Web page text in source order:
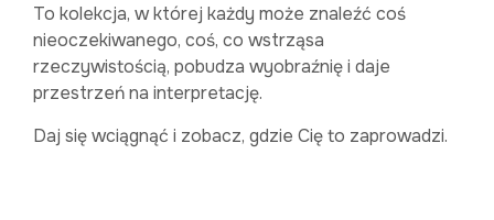
To kolekcja, w której każdy może znaleźć coś
nieoczekiwanego, coś, co wstrząsa
rzeczywistością, pobudza wyobraźnię i daje
przestrzeń na interpretację.
Daj się wciągnąć i zobacz, gdzie Cię to zaprowadzi.